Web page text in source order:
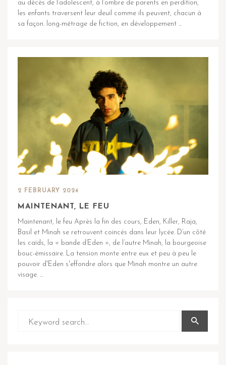
au décès de l’adolescent, à l’ombre de parents en perdition,
les enfants traversent leur deuil comme ils peuvent, chacun à
sa façon. long-métrage de fiction, en développement ...
2 FEBRUARY 2024
MAINTENANT, LE FEU
Maintenant, le feu Après la fin des cours, Eden, Killer, Raja,
Basil et Minah se retrouvent coincés dans leur lycée. D’un côté
les caïds, la « bande d’Eden », de l’autre Minah, la bourgeoise
bouc-émissaire. La tension monte entre eux et peu à peu le
pouvoir d'Eden s'effondre alors que Minah montre un autre
visage. ...